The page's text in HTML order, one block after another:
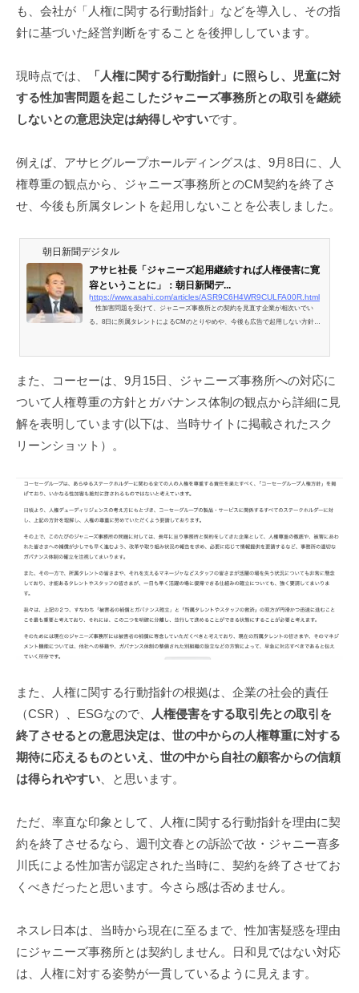
も、会社が「人権に関する行動指針」などを導入し、その指
針に基づいた経営判断をすることを後押ししています。
現時点では、
「人権に関する行動指針」に照らし、児童に対
する性加害問題を起こしたジャニーズ事務所との取引を継続
しないとの意思決定は納得しやすいです。
例えば、アサヒグループホールディングスは、9月8日に、人
権尊重の観点から、ジャニーズ事務所とのCM契約を終了さ
せ、今後も所属タレントを起用しないことを公表しました。
朝日新聞デジタル
アサヒ社長「ジャニーズ起用継続すれば人権侵害に寛
容ということに」：朝日新聞デ...
https://www.asahi.com/articles/ASR9C6H4WR9CULFA00R.html
性加害問題を受けて、ジャニーズ事務所との契約を見直す企業が相次いでい
る。8日に所属タレントによるCMのとりやめや、今後も広告で起用しない方針を
また、コーセーは、9月15日、ジャニーズ事務所への対応に
ついて人権尊重の方針とガバナンス体制の観点から詳細に見
解を表明しています(以下は、当時サイトに掲載されたスク
リーンショット）。
また、人権に関する行動指針の根拠は、企業の社会的責任
（CSR）、ESGなので、
人権侵害をする取引先との取引を
終了させるとの意思決定は、世の中からの人権尊重に対する
期待に応えるものといえ、世の中から自社の顧客からの信頼
は得られやすい 、と思います。
ただ、率直な印象として、人権に関する行動指針を理由に契
約を終了させるなら、週刊文春との訴訟で故・ジャニー喜多
川氏による性加害が認定された当時に、契約を終了させてお
くべきだったと思います。今さら感は否めません。
ネスレ日本は、当時から現在に至るまで、性加害疑惑を理由
にジャニーズ事務所とは契約しません。日和見ではない対応
は、人権に対する姿勢が一貫しているように見えます。